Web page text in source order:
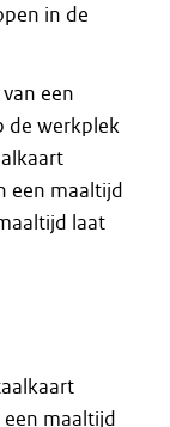
in de
een
de werkplek
een maaltijd
laat
maaltijd